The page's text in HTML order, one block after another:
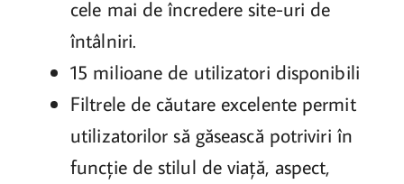
cele mai de încredere site-uri de
întâlniri.
15 milioane de utilizatori disponibili
Filtrele de căutare excelente permit
utilizatorilor să găsească potriviri în
funcție de stilul de viață, aspect,